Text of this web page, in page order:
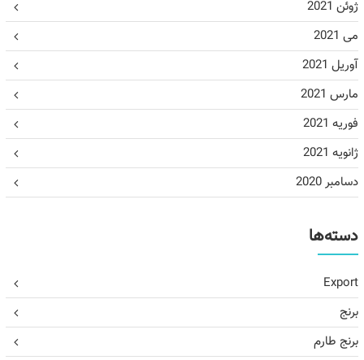
ژوئن 2021
می 2021
آوریل 2021
مارس 2021
فوریه 2021
ژانویه 2021
دسامبر 2020
دسته‌ها
Export
برنج
برنج طارم